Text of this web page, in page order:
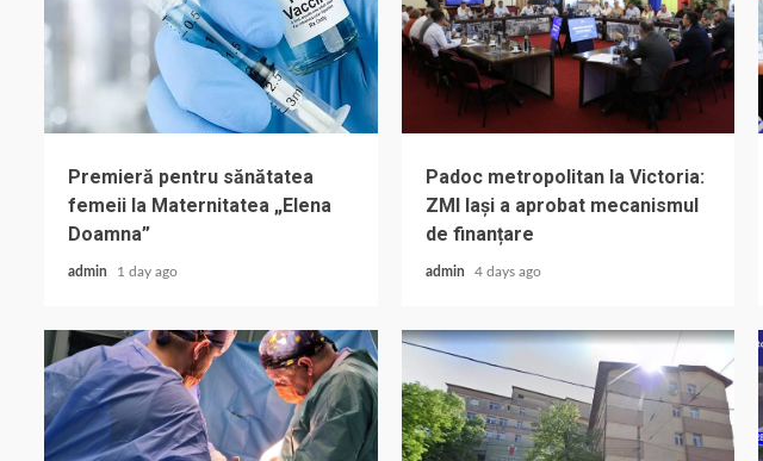
Premieră pentru sănătatea
femeii la Maternitatea „Elena
Doamna”
admin 1 day ago
Padoc metropolitan la Victoria:
ZMI Iași a aprobat mecanismul
de finanțare
admin 4 days ago